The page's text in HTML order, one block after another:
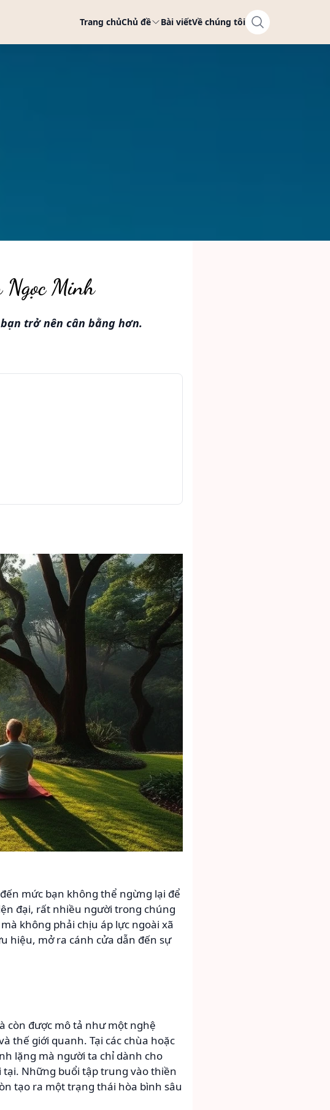
Trang chủChủ đề Bài viếtVề chúng tôi
Minh
trở nên cân bằng hơn.
mức bạn không thể ngừng lại để
đại, rất nhiều người trong chúng
không phải chịu áp lực ngoài xã
hiệu, mở ra cánh cửa dẫn đến sự
còn được mô tả như một nghệ
thế giới quanh. Tại các chùa hoặc
lặng mà người ta chỉ dành cho
Những buổi tập trung vào thiền
tạo ra một trạng thái hòa bình sâu